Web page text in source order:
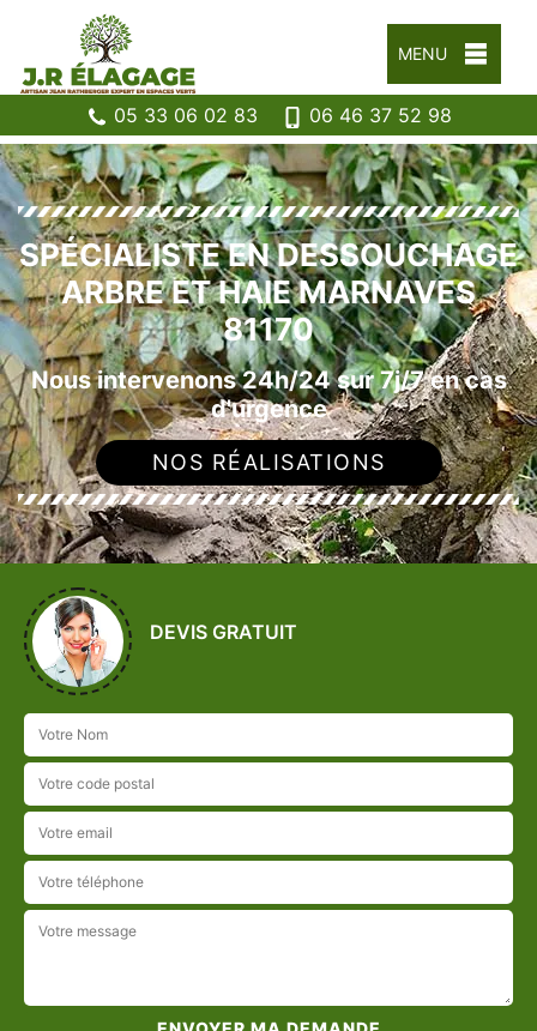
MENU
05 33 06 02 83 06 46 37 52 98
SPÉCIALISTE EN DESSOUCHAGE
ARBRE ET HAIE MARNAVES
81170
Nous intervenons 24h/24 sur 7j/7 en cas
d'urgence
NOS RÉALISATIONS
DEVIS GRATUIT